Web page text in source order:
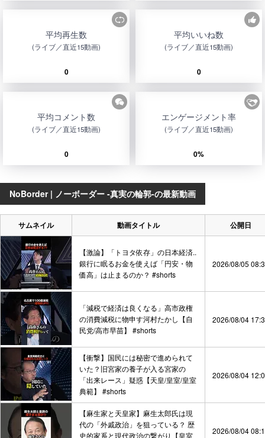
平均再生数
(ライブ／直近15動画)
0
平均いいね数
(ライブ／直近15動画)
0
平均コメント数
(ライブ／直近15動画)
0
エンゲージメント率
(ライブ／直近15動画)
0%
NoBorder | ノーボーダー -真実の輪郭-の最新動画
サムネイル 動画タイトル 公開日
【激論】「トヨタ依存」の日本経済..
銀行に眠るお金を使えば「円安・物
価高」は止まるのか？ #shorts
2026/08/05
「減税で経済は良くなる」高市政権
の消費減税に物申す河村たかし【自
民党/高市早苗】 #shorts
2026/08/04
【衝撃】国民には秘密で進められて
いた？旧宮家の養子が入る宮家の
「出来レース」疑惑【天皇/皇室/皇室
典範】 #shorts
2026/08/04
【麻生家と天皇家】麻生太郎氏は現
代の「外戚政治」を狙っている？ 歴
史的家系と現代政治の繋がり【皇室
2026/08/04